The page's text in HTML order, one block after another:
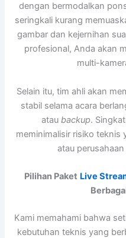
dengan bermodalkan
seringkali kurang
gambar dan kejernihan
profesional, Anda akan
multi-
Selain itu, tim ahli akan
stabil selama acara
atau backup.
meminimalisir risiko teknis
atau
Pilihan Paket Live
Kami memahami bahwa
kebutuhan teknis yang